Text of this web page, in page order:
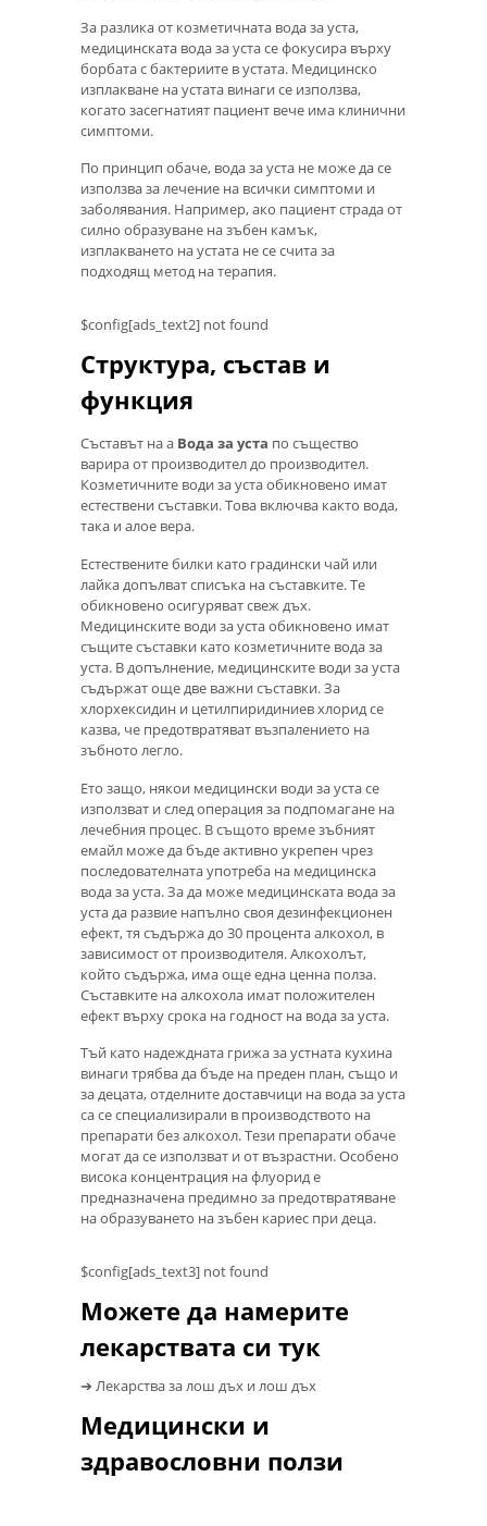
За разлика от козметичната вода за уста,
медицинската вода за уста се фокусира върху
борбата с бактериите в устата. Медицинско
изплакване на устата винаги се използва,
когато засегнатият пациент вече има клинични
симптоми.
По принцип обаче, вода за уста не може да се
използва за лечение на всички симптоми и
заболявания. Например, ако пациент страда от
силно образуване на зъбен камък,
изплакването на устата не се счита за
подходящ метод на терапия.
$config[ads_text2] not found
Структура, състав и
функция
Съставът на a Вода за уста по същество
варира от производител до производител.
Козметичните води за уста обикновено имат
естествени съставки. Това включва както вода,
така и алое вера.
Естествените билки като градински чай или
лайка допълват списъка на съставките. Те
обикновено осигуряват свеж дъх.
Медицинските води за уста обикновено имат
същите съставки като козметичните вода за
уста. В допълнение, медицинските води за уста
съдържат още две важни съставки. За
хлорхексидин и цетилпиридиниев хлорид се
казва, че предотвратяват възпалението на
зъбното легло.
Ето защо, някои медицински води за уста се
използват и след операция за подпомагане на
лечебния процес. В същото време зъбният
емайл може да бъде активно укрепен чрез
последователната употреба на медицинска
вода за уста. За да може медицинската вода за
уста да развие напълно своя дезинфекционен
ефект, тя съдържа до 30 процента алкохол, в
зависимост от производителя. Алкохолът,
който съдържа, има още една ценна полза.
Съставките на алкохола имат положителен
ефект върху срока на годност на вода за уста.
Тъй като надеждната грижа за устната кухина
винаги трябва да бъде на преден план, също и
за децата, отделните доставчици на вода за уста
са се специализирали в производството на
препарати без алкохол. Тези препарати обаче
могат да се използват и от възрастни. Особено
висока концентрация на флуорид е
предназначена предимно за предотвратяване
на образуването на зъбен кариес при деца.
$config[ads_text3] not found
Можете да намерите
лекарствата си тук
➔ Лекарства за лош дъх и лош дъх
Медицински и
здравословни ползи